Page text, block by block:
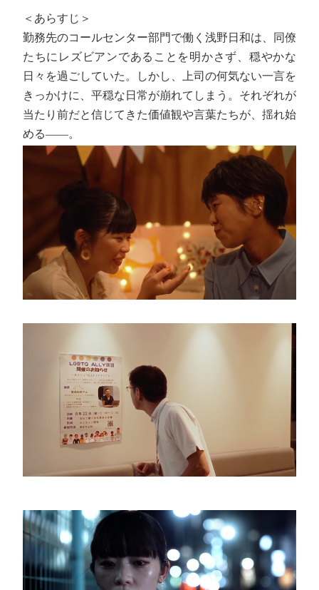
＜あらすじ＞
勤務先のコールセンター部門で働く浅野日和は、同僚
たちにレズビアンであることを明かさず、穏やかな
日々を過ごしていた。しかし、上司の何気ない一言を
きっかけに、平穏な日常が崩れてしまう。それぞれが
当たり前だと信じてきた価値観や言葉たちが、揺れ始
める――。